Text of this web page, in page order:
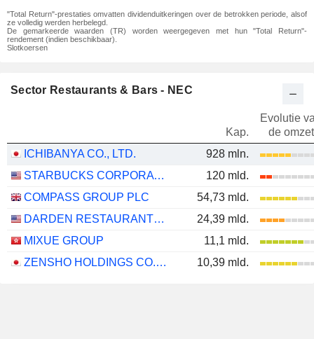
"Total Return"-prestaties omvatten dividenduitkeringen over de betrokken periode, alsof
ze volledig werden herbelegd.
De gemarkeerde waarden (TR) worden weergegeven met hun "Total Return"-
rendement (indien beschikbaar).
Slotkoersen
Sector Restaurants & Bars - NEC
Kap.
Evolutie
de omzet
ICHIBANYA CO., LTD.
928 mln.
STARBUCKS CORPORATION
120 mld.
COMPASS GROUP PLC
54,73 mld.
DARDEN RESTAURANTS, INC.
24,39 mld.
MIXUE GROUP
11,1 mld.
ZENSHO HOLDINGS CO., LTD.
10,39 mld.